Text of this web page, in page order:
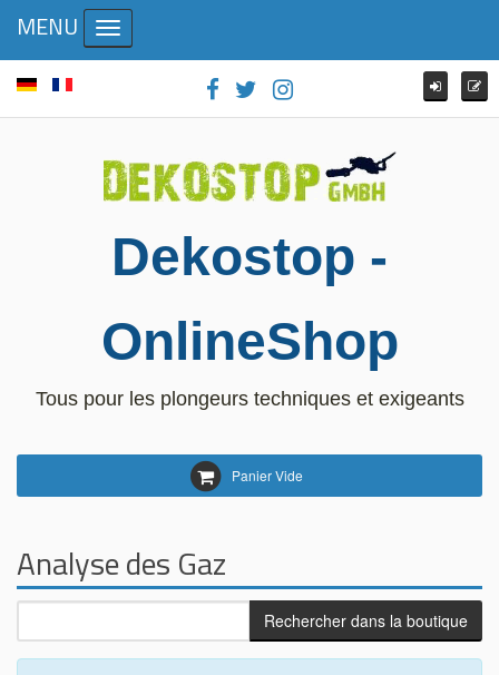
Dekostop -
OnlineShop
Tous pour les plongeurs techniques et exigeants
Panier Vide
MENU Toggle navigation
Analyse des Gaz